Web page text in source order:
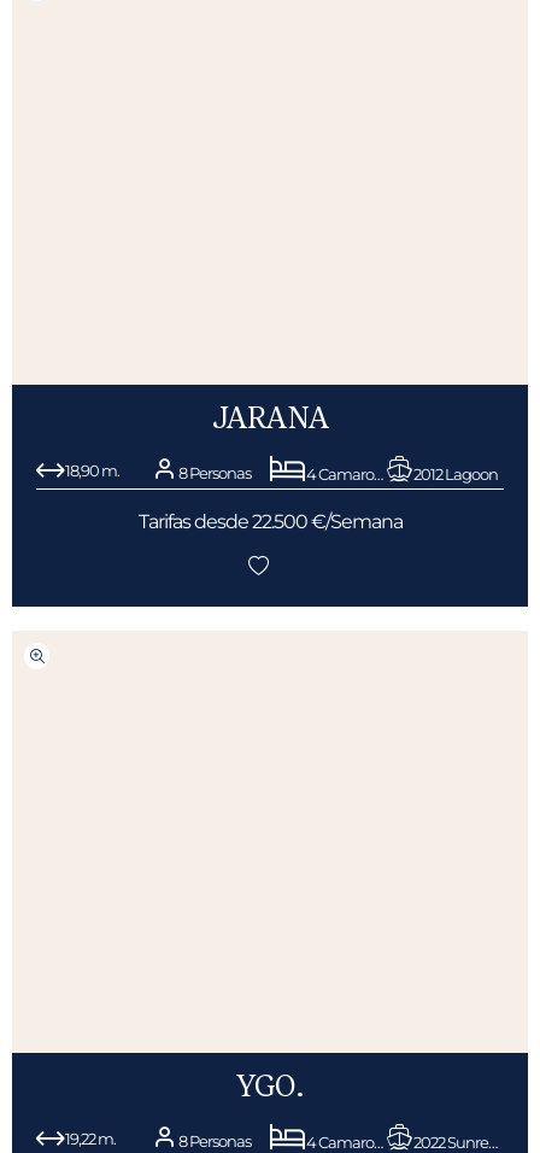
JARANA
18,90 m. 8 Personas 4 Camarotes 2012 Lagoon
Tarifas desde 22.500 €/Semana
YGO.
19,22 m. 8 Personas 4 Camarotes 2022 Sunreef Yachts